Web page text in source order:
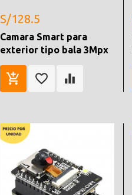
S/128.5
Camara Smart para
exterior tipo bala 3Mpx